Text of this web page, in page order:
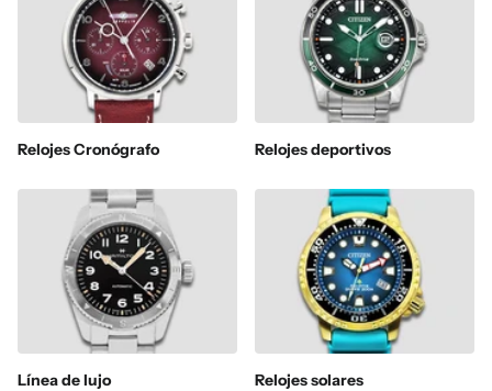
Relojes Cronógrafo Relojes deportivos
Línea de lujo Relojes solares